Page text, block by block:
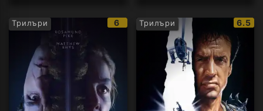
Трилъри
IMDb
рейтинг:
6 Трилъри
IMDb
6.5